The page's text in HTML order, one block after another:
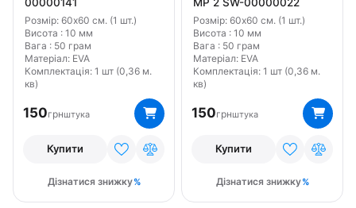
Розмір: 60х60 см. (1 шт.)
Висота : 10 мм
Вага : 50 грам
Матеріал: EVA
Комплектація: 1 шт (0,36 м.
кв)
150грнштука
Купити
Дізнатися знижку
Розмір: 60х60 см. (1 шт.)
Висота : 10 мм
Вага : 50 грам
Матеріал: EVA
Комплектація: 1 шт (0,36 м.
кв)
150грнштука
Купити
Дізнатися знижку